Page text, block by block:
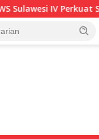
IV Perkuat Sinergi